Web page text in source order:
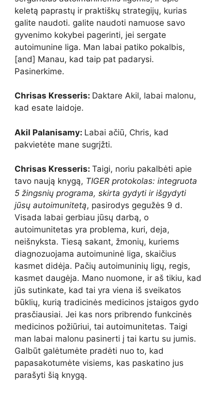
keletą paprastų ir praktiškų strategijų, kurias
galite naudoti. galite naudoti namuose savo
gyvenimo kokybei pagerinti, jei sergate
autoimunine liga. Man labai patiko pokalbis,
[and] Manau, kad taip pat padarysi.
Pasinerkime.
Chrisas Kresseris: Daktare Akil, labai malonu,
kad esate laidoje.
Akil Palanisamy: Labai ačiū, Chris, kad
pakvietėte mane sugrįžti.
Chrisas Kresseris: Taigi, noriu pakalbėti apie
tavo naują knygą, TIGER protokolas: integruota
5 žingsnių programa, skirta gydyti ir išgydyti
jūsų autoimunitetą, pasirodys gegužės 9 d.
Visada labai gerbiau jūsų darbą, o
autoimunitetas yra problema, kuri, deja,
neišnyksta. Tiesą sakant, žmonių, kuriems
diagnozuojama autoimuninė liga, skaičius
kasmet didėja. Pačių autoimuninių ligų, regis,
kasmet daugėja. Mano nuomone, ir aš tikiu, kad
jūs sutinkate, kad tai yra viena iš sveikatos
būklių, kurią tradicinės medicinos įstaigos gydo
prasčiausiai. Jei kas nors pribrendo funkcinės
medicinos požiūriui, tai autoimunitetas. Taigi
man labai malonu pasinerti į tai kartu su jumis.
Galbūt galėtumėte pradėti nuo to, kad
papasakotumėte visiems, kas paskatino jus
parašyti šią knygą.